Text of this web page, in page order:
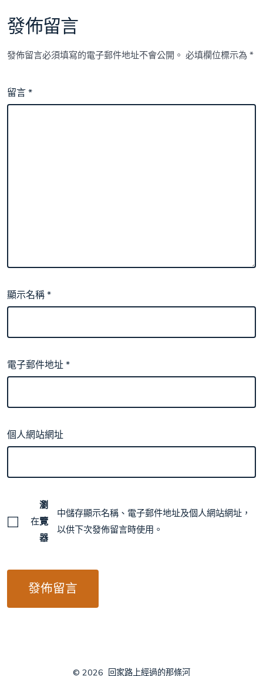
發佈留言
發佈留言必須填寫的電子郵件地址不會公開。 必填欄位標示為*
留言*
顯示名稱*
電子郵件地址*
個人網站網址
在
瀏
覽
器
中儲存顯示名稱、電子郵件地址及個人網站網址，
以供下次發佈留言時使用。
© 2026 回家路上經過的那條河